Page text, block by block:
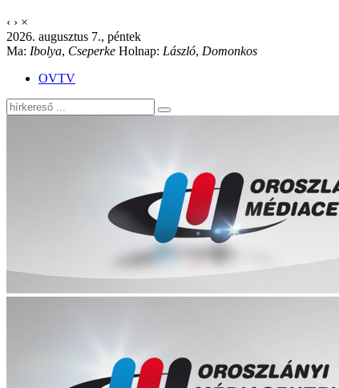
‹ › ×
2026. augusztus 7., péntek
Ma: Ibolya, Cseperke Holnap: László, Domonkos
OVTV